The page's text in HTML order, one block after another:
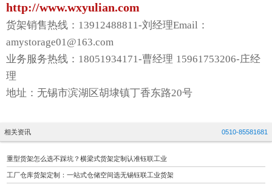
http://www.wxyulian.com
货架销售热线：13912488811-刘经理Email：
amystorage01@163.com
业务服务热线：18051934171-曹经理 15961753206-庄经
理
地址：无锡市滨湖区胡埭镇丁香东路20号
相关资讯 0510-85581681
重型货架怎么选不踩坑？横梁式货架定制认准钰联工业
工厂仓库货架定制：一站式仓储空间选无锡钰联工业货架